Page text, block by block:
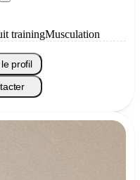
trainingMusculation
profil